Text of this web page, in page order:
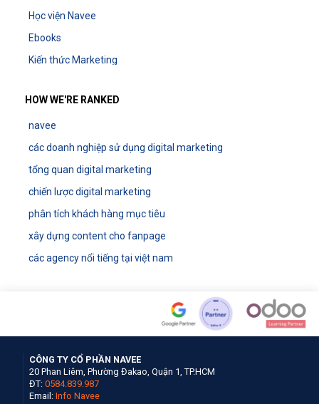
Học viện Navee
Ebooks
Kiến thức Marketing
HOW WE'RE RANKED
navee
các doanh nghiệp sử dụng digital marketing
tổng quan digital marketing
chiến lược digital marketing
phân tích khách hàng mục tiêu
xây dựng content cho fanpage
các agency nổi tiếng tại việt nam
CÔNG TY CỔ PHẦN NAVEE
20 Phan Liêm, Phường Đakao, Quận 1, TP.HCM
ĐT: 0584.839.987
Email: Info Navee